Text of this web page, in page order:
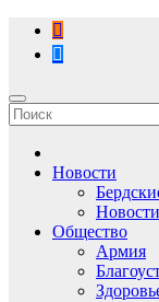
Перейти
содержимому
Новости
Общество
Армия